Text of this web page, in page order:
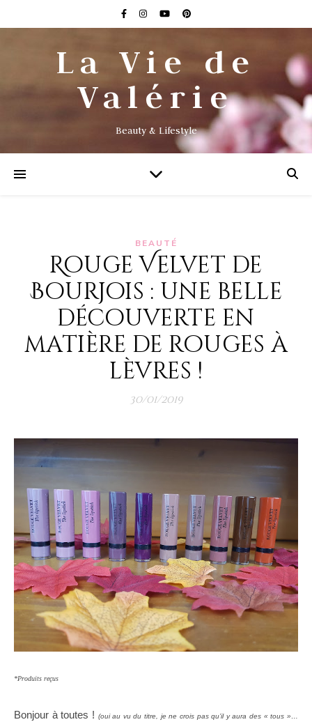
La Vie de
Valérie
Beauty & Lifestyle
BEAUTÉ
Rouge Velvet de
Bourjois : une belle
découverte en
matière de rouges à
lèvres !
30/01/2019
*Produits reçus
Bonjour à toutes ! (oui au vu du titre, je ne crois pas qu’il y aura des « tous »…